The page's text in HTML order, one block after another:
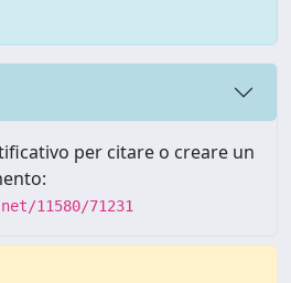
per citare o creare un
11580/71231